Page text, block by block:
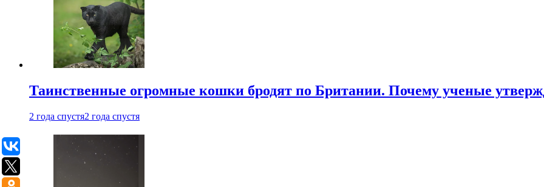
Таинственные огромные кошки бродят по Британии. Почему ученые
2 года спустя2 года спустя